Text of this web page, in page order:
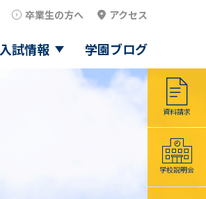
卒業生の方へ アクセス
入試情報 学園ブログ
資料請求
学校説明会